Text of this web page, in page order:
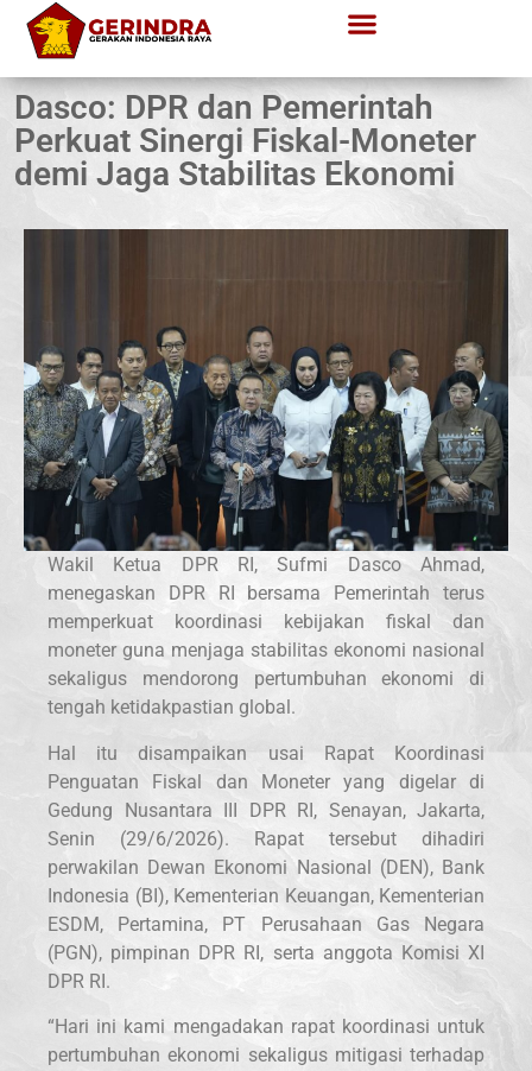
Dasco: DPR dan Pemerintah
Perkuat Sinergi Fiskal-Moneter
demi Jaga Stabilitas Ekonomi
Wakil Ketua DPR RI, Sufmi Dasco Ahmad,
menegaskan DPR RI bersama Pemerintah terus
memperkuat koordinasi kebijakan fiskal dan
moneter guna menjaga stabilitas ekonomi nasional
sekaligus mendorong pertumbuhan ekonomi di
tengah ketidakpastian global.
Hal itu disampaikan usai Rapat Koordinasi
Penguatan Fiskal dan Moneter yang digelar di
Gedung Nusantara III DPR RI, Senayan, Jakarta,
Senin (29/6/2026). Rapat tersebut dihadiri
perwakilan Dewan Ekonomi Nasional (DEN), Bank
Indonesia (BI), Kementerian Keuangan, Kementerian
ESDM, Pertamina, PT Perusahaan Gas Negara
(PGN), pimpinan DPR RI, serta anggota Komisi XI
DPR RI.
“Hari ini kami mengadakan rapat koordinasi untuk
pertumbuhan ekonomi sekaligus mitigasi terhadap